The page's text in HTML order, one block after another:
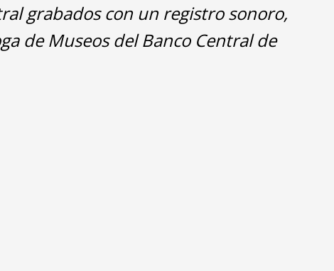
grabados con un registro sonoro,
de Museos del Banco Central de